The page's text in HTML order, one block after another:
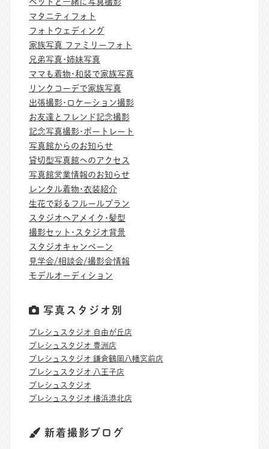
マタニティフォト
フォトウェディング
家族写真 ファミリーフォト
兄弟写真･姉妹写真
ママも着物･和装で家族写真
リンクコーデで家族写真
出張撮影･ロケーション撮影
お友達とフレンド記念撮影
記念写真撮影･ポートレート
写真館からのお知らせ
貸切型写真館へのアクセス
写真館営業情報のお知らせ
レンタル着物･衣装紹介
生花で彩るフルールプラン
スタジオヘアメイク･髪型
撮影セット･スタジオ背景
スタジオキャンペーン
見学会/相談会/撮影会情報
モデルオーディション
写真スタジオ別
プレシュスタジオ 自由が丘店
プレシュスタジオ 豊洲店
プレシュスタジオ 鎌倉鶴岡八幡宮前店
プレシュスタジオ 八王子店
プレシュスタジオ
プレシュスタジオ 横浜港北店
新着撮影ブログ